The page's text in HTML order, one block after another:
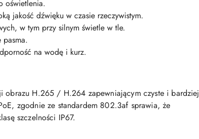
oświetlenia.
jakość dźwięku w czasie rzeczywistym.
w tym przy silnym świetle w tle.
na wodę i kurz.
obrazu H.265 / H.264 zapewniającym czyste i bardziej
zgodnie ze standardem 802.3af sprawia, że
szczelności IP67.